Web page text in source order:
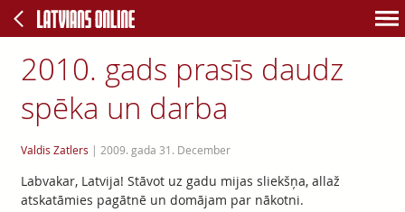
2010. gads prasīs daudz
spēka un darba
Valdis Zatlers | 2009. gada 31. December
Labvakar, Latvija! Stāvot uz gadu mijas sliekšņa, allaž
atskatāmies pagātnē un domājam par nākotni.